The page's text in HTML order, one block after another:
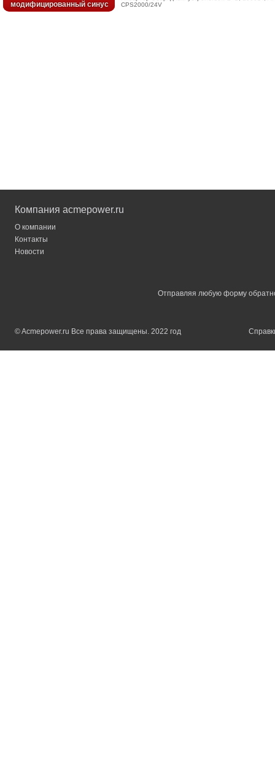
модифицированный синус
CPS2000/24V
Компания acmepower.ru
О компании
Контакты
Новости
Отправляя любую форму
© Acmepower.ru Все права защищены. 2022 год